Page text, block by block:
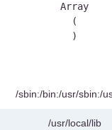
Array
(
/sbin:/bin:/usr/sbin:/
/usr/local/lib